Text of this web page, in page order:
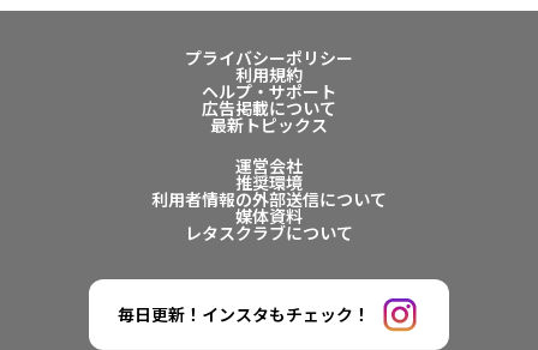
プライバシーポリシー
利用規約
ヘルプ・サポート
広告掲載について
最新トピックス
運営会社
推奨環境
利用者情報の外部送信について
媒体資料
レタスクラブについて
毎日更新！インスタもチェック！